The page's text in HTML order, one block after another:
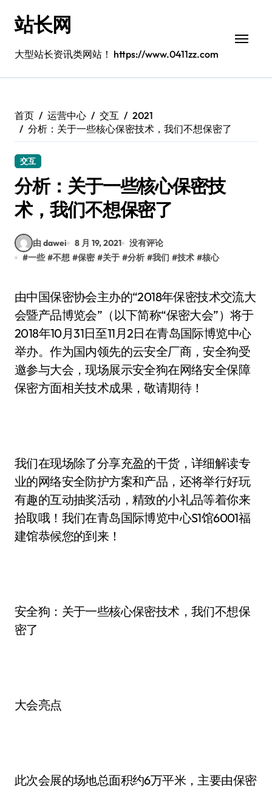
站长网
大型站长资讯类网站！ https://www.0411zz.com
首页 运营中心 交互
2021
分析：关于一些核心保密技术，我们不想保密了
交互
分析：关于一些核心保密技
术，我们不想保密了
由 dawei 8 月 19, 2021
没有评论
#一些 #不想 #保密 #关于 #分析 #我们 #技术 #核心
由中国保密协会主办的“2018年保密技术交流大
会暨产品博览会”（以下简称“保密大会”）将于
2018年10月31日至11月2日在青岛国际博览中心
举办。作为国内领先的云安全厂商，安全狗受
邀参与大会，现场展示安全狗在网络安全保障
保密方面相关技术成果，敬请期待！
我们在现场除了分享充盈的干货，详细解读专
业的网络安全防护方案和产品，还将举行好玩
有趣的互动抽奖活动，精致的小礼品等着你来
拾取哦！我们在青岛国际博览中心S1馆6001福
建馆恭候您的到来！
安全狗：关于一些核心保密技术，我们不想保
密了
大会亮点
此次会展的场地总面积约6万平米，主要由保密